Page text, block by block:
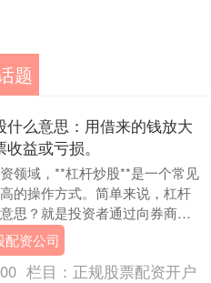
题
什么意思：用借来的钱放大
益或亏损。
领域，**杠杆炒股**是一个常见
的操作方式。简单来说，杠杆
思？就是投资者通过向券商或
构**借入资金**在线炒股配资公
配资公司
栏目： 正规股票配资开户